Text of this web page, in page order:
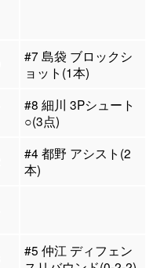
#7 島袋 ブロックシ
ョット(1本)
#8 細川 3Pシュート
○(3点)
#4 都野 アシスト(2
本)
#5 仲江 ディフェン